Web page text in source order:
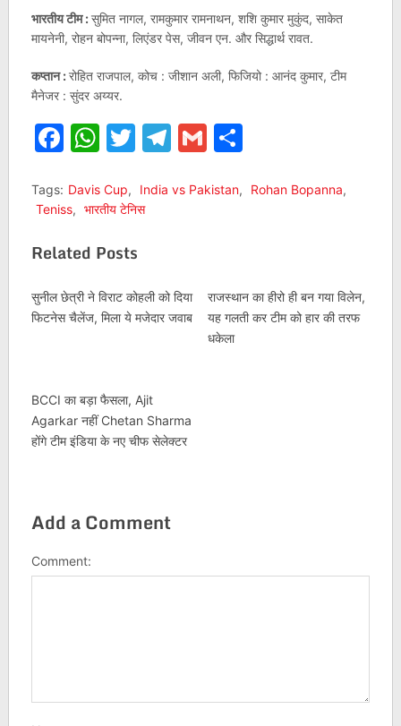
भारतीय टीम :सुमित नागल, रामकुमार रामनाथन, शशि कुमार मुकुंद, साकेत
मायनेनी, रोहन बोपन्ना, लिएंडर पेस, जीवन एन. और सिद्धार्थ रावत.
कप्तान :रोहित राजपाल, कोच : जीशान अली, फिजियो : आनंद कुमार, टीम
मैनेजर : सुंदर अय्यर.
Facebook
WhatsApp
Twitter
Telegram
GmailShare
Tags: Davis Cup, India vs Pakistan, Rohan Bopanna,
Teniss, भारतीय टेनिस
Related Posts
सुनील छेत्री ने विराट कोहली को दिया
फिटनेस चैलेंज, मिला ये मजेदार जवाब
राजस्थान का हीरो ही बन गया विलेन,
यह गलती कर टीम को हार की तरफ
धकेला
BCCI का बड़ा फैसला, Ajit
Agarkar नहीं Chetan Sharma
होंगे टीम इंडिया के नए चीफ सेलेक्टर
Add a Comment
Comment: